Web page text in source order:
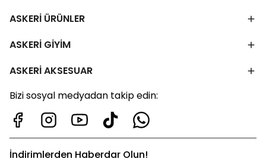
ASKERİ ÜRÜNLER
ASKERİ GİYİM
ASKERİ AKSESUAR
Bizi sosyal medyadan takip edin:
İndirimlerden Haberdar Olun!